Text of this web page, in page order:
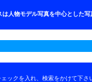
は人物モデル写真を中心とした写
ックを入れ、検索をかけて下さ